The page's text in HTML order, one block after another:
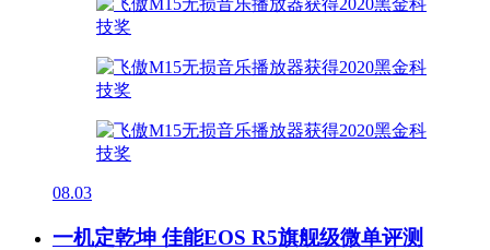
08.03
一机定乾坤 佳能EOS R5旗舰级微单评测